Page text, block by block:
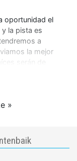
oportunidad el
la pista es
a
la mejor
serán de
»